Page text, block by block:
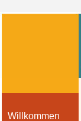
Willkommen